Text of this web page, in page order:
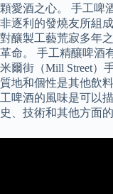
顆愛酒之心。 手工啤
非逐利的發燒友所組
對釀製工藝荒寂多年
革命。 手工精釀啤酒
米爾街（Mill Street）
質地和個性是其他飲
工啤酒的風味是可以
史、技術和其他方面的